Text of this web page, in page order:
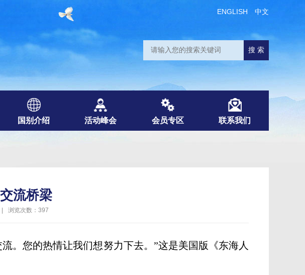
ENGLISH 中文
国别介绍 活动峰会 会员专区 联系我们
流桥梁
浏览次数：397
。您的热情让我们想努力下去。”这是美国版《东海人